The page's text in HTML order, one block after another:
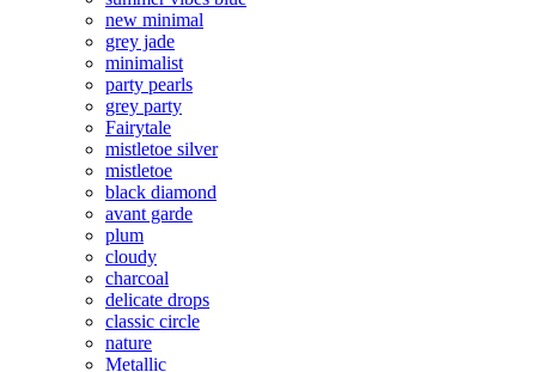
new minimal
grey jade
minimalist
party pearls
grey party
Fairytale
mistletoe silver
mistletoe
black diamond
avant garde
plum
cloudy
charcoal
delicate drops
classic circle
nature
Metallic